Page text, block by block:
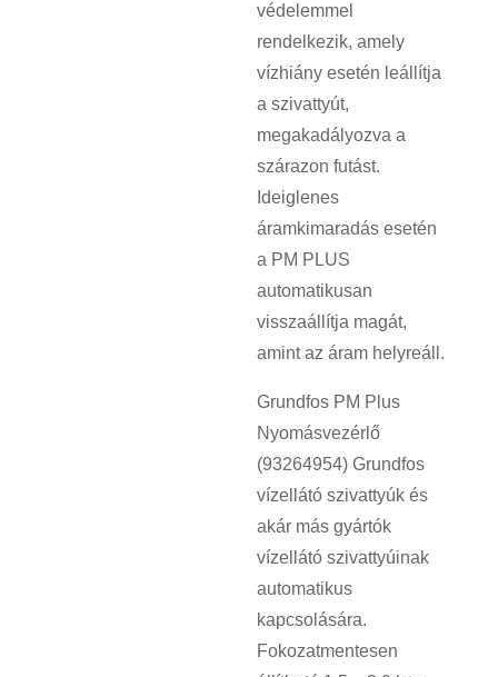
védelemmel
rendelkezik, amely
vízhiány esetén leállítja
a szivattyút,
megakadályozva a
szárazon futást.
Ideiglenes
áramkimaradás esetén
a PM PLUS
automatikusan
visszaállítja magát,
amint az áram helyreáll.
Grundfos PM Plus
Nyomásvezérlő
(93264954) Grundfos
vízellátó szivattyúk és
akár más gyártók
vízellátó szivattyúinak
automatikus
kapcsolására.
Fokozatmentesen